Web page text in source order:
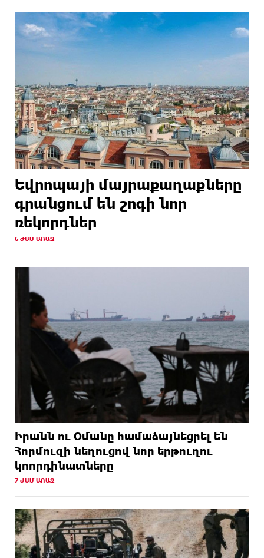
Եվրոպայի մայրաքաղաքները
գրանցում են շոգի նոր
ռեկորդներ
6 ԺԱՄ ԱՌԱՋ
Իրանն ու Օմանը համաձայնեցրել են
Հորմուզի նեղուցով նոր երթուղու
կոորդինատները
7 ԺԱՄ ԱՌԱՋ